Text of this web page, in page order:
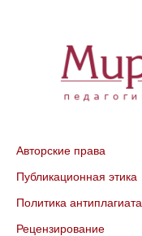
Авторские права
Публикационная этика
Политика антиплагиата
Рецензирование